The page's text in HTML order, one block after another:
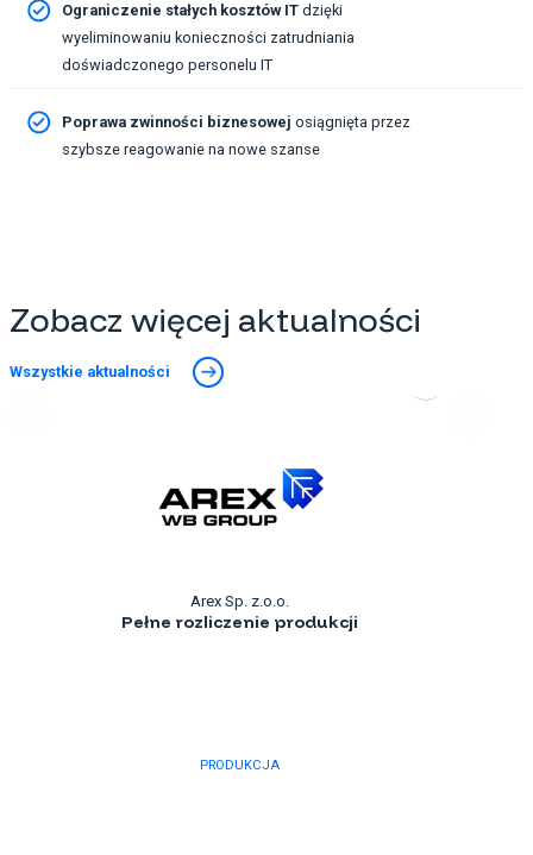
Ograniczenie stałych kosztów IT dzięki
wyeliminowaniu konieczności zatrudniania
doświadczonego personelu IT
Poprawa zwinności biznesowej osiągnięta przez
szybsze reagowanie na nowe szanse
Zobacz więcej aktualności
Wszystkie aktualności
Arex Sp. z.o.o.
Pełne rozliczenie produkcji
PRODUKCJA